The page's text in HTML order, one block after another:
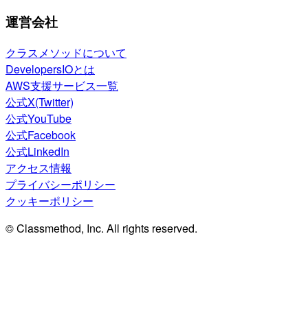
運営会社
クラスメソッドについて
DevelopersIOとは
AWS支援サービス一覧
公式X(Twitter)
公式YouTube
公式Facebook
公式LinkedIn
アクセス情報
プライバシーポリシー
クッキーポリシー
© Classmethod, Inc. All rights reserved.